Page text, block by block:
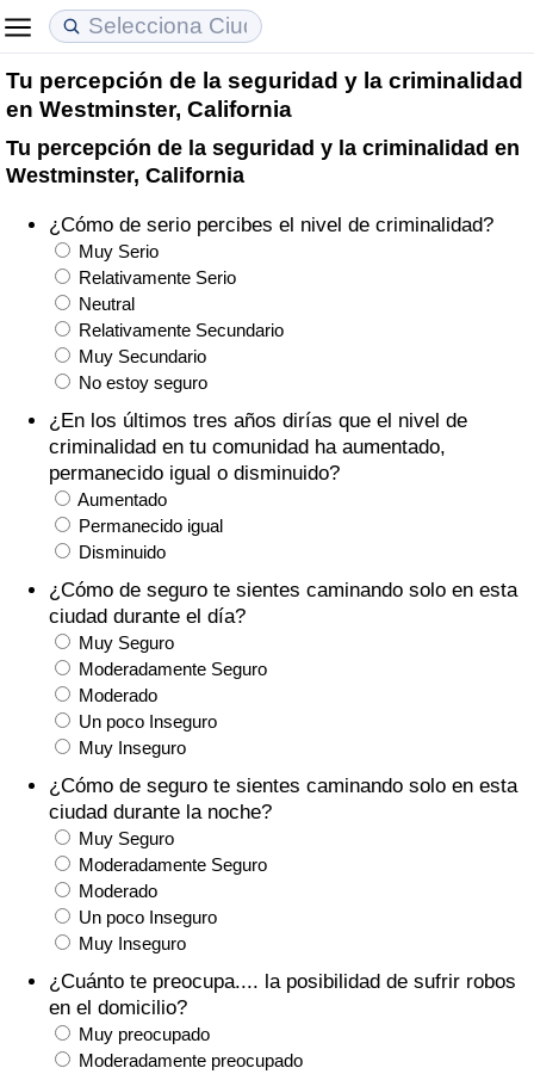
Tu percepción de la seguridad y la criminalidad
en Westminster, California
Tu percepción de la seguridad y la criminalidad en
Westminster, California
¿Cómo de serio percibes el nivel de criminalidad?
Muy Serio
Relativamente Serio
Neutral
Relativamente Secundario
Muy Secundario
No estoy seguro
¿En los últimos tres años dirías que el nivel de
criminalidad en tu comunidad ha aumentado,
permanecido igual o disminuido?
Aumentado
Permanecido igual
Disminuido
¿Cómo de seguro te sientes caminando solo en esta
ciudad durante el día?
Muy Seguro
Moderadamente Seguro
Moderado
Un poco Inseguro
Muy Inseguro
¿Cómo de seguro te sientes caminando solo en esta
ciudad durante la noche?
Muy Seguro
Moderadamente Seguro
Moderado
Un poco Inseguro
Muy Inseguro
¿Cuánto te preocupa.... la posibilidad de sufrir robos
en el domicilio?
Muy preocupado
Moderadamente preocupado
Coste de vida
Índice de Costo de Vida (Actual)
Índice de Costo de Vida
Índice de costo de vida por país
en aqaba
Precios de las propiedades
Índice de Precios de Inmuebles (Actual)
Índice de Precios de Inmuebles
Índice de Precios de Inmuebles por País
Calidad de Vida
Índice de Calidad de Vida
Índice de Calidad de Vida (Actual)
Índice de calidad de vida por país
Delincuencia
Calificación del Índice de Criminalidad
(Actual)
Índice de Criminalidad
Índice de criminalidad por país
Sanidad
Índice de Sanidad (Actual)
Índice de Sanidad
Índice de Sanidad por País
Contaminación
Índice de Contaminación (Actual)
Índice de contaminación
Índice de Contaminación por País